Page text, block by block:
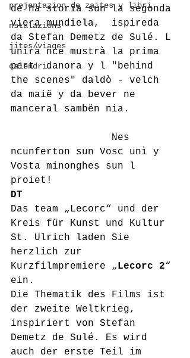
prejentazion de zaites y libri
nstalazions
jites/viages
calëndri
de na storia sun la segonda
viera mundiela,  ispireda
da Stefan Demetz de Sulé. L
unirà nce mustrà la prima
pert  danora y l "behind
the scenes" daldò - velch
da maië y da bever ne
manceral sambën nia.
ncunferton sun Vosc unì y
Vosta minonghes sun l
proiet!
DT
Das team „Lecorc“ und der
Kreis für Kunst und Kultur
St. Ulrich laden Sie
herzlich zur
Kurzfilmpremiere „Lecorc 2“
ein.
Die Thematik des Films ist
der zweite Weltkrieg,
inspiriert von Stefan
Demetz de Sulé. Es wird
auch der erste Teil im